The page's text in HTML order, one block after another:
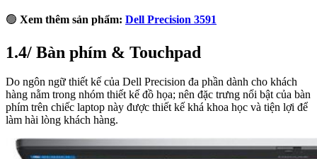
🟢 Xem thêm sản phẩm: Dell Precision 3591
1.4/ Bàn phím & Touchpad
Do ngôn ngữ thiết kế của Dell Precision đa phần dành cho khách
hàng nằm trong nhóm thiết kế đồ họa; nên đặc trưng nổi bật của bàn
phím trên chiếc laptop này được thiết kế khá khoa học và tiện lợi để
làm hài lòng khách hàng.